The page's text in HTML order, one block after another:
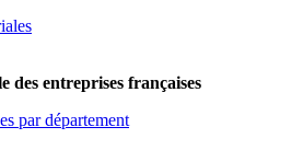
des entreprises françaises
par département